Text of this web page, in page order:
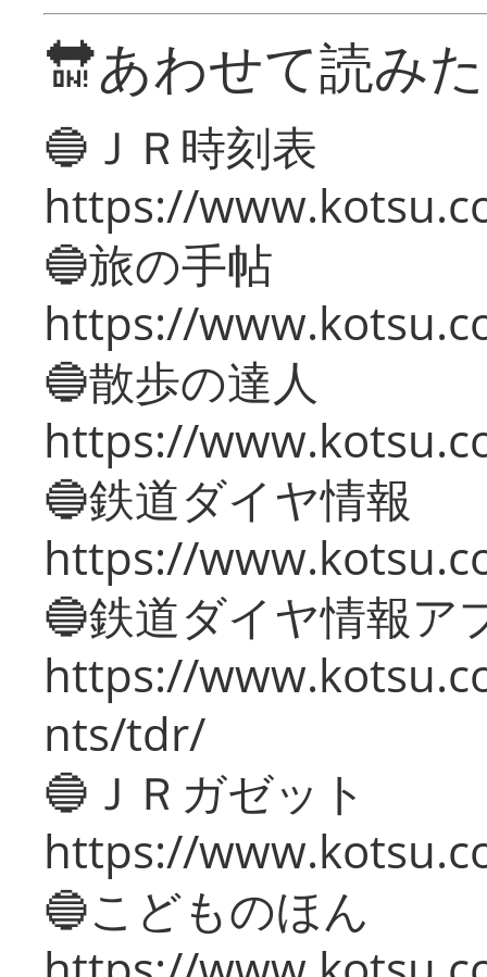
🔛あわせて読み
🔵ＪＲ時刻表
https://
🔵旅の手帖
https://
🔵散歩の達人
https://
🔵鉄道ダイヤ情報
https://
🔵鉄道ダイヤ情報ア
https://
nts/tdr/
🔵ＪＲガゼット
https://
🔵こどものほん